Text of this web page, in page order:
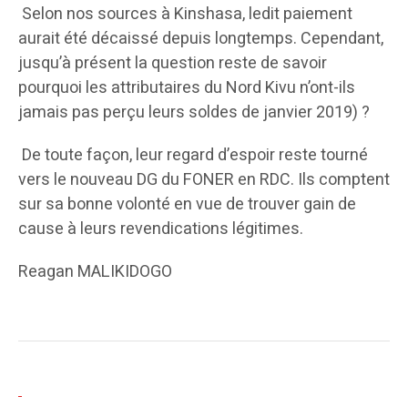
Selon nos sources à Kinshasa, ledit paiement
aurait été décaissé depuis longtemps. Cependant,
jusqu’à présent la question reste de savoir
pourquoi les attributaires du Nord Kivu n’ont-ils
jamais pas perçu leurs soldes de janvier 2019) ?
De toute façon, leur regard d’espoir reste tourné
vers le nouveau DG du FONER en RDC. Ils comptent
sur sa bonne volonté en vue de trouver gain de
cause à leurs revendications légitimes.
Reagan MALIKIDOGO